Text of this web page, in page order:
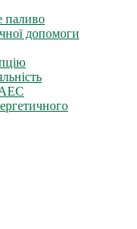
паливо
допомоги